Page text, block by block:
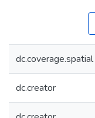
dc.coverage.spatial
dc.creator